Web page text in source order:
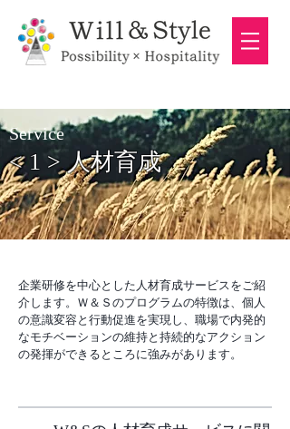
Service
< 1 > 人材育成
企業研修を中心とした人材育成サービスをご紹
介します。 Ｗ＆Ｓのプログラムの特徴は、個人
の意識変容と行動促進を実現し、職場で内発的
なモチベーションの維持と持続的なアクション
の発揮ができるところに強みがあります。